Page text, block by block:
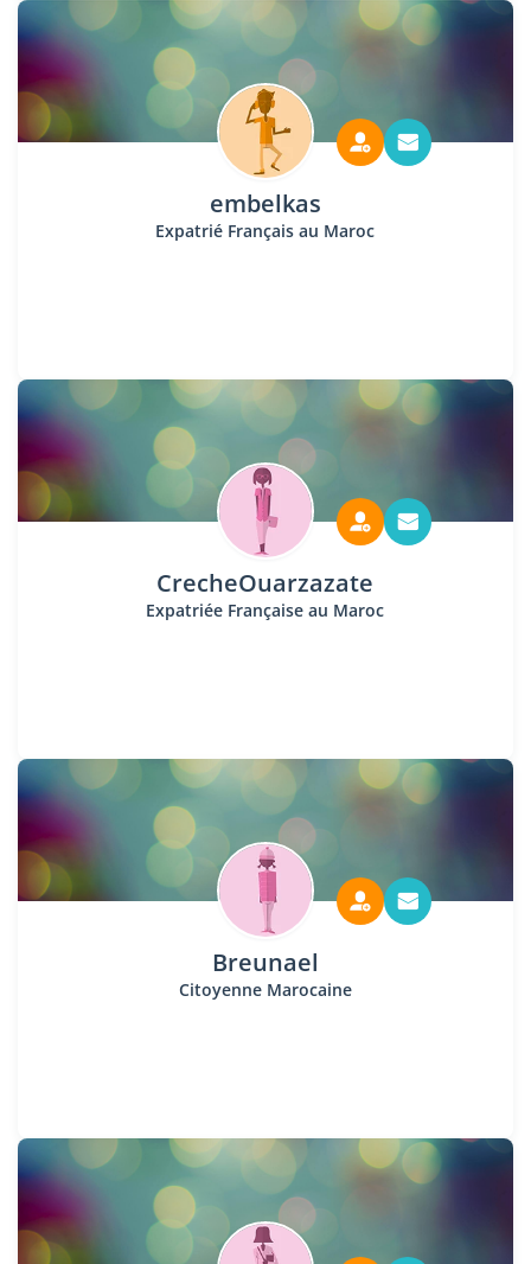
embelkas
Expatrié Français au Maroc
CrecheOuarzazate
Expatriée Française au Maroc
Breunael
Citoyenne Marocaine